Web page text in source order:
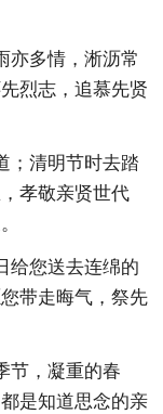
亦多情，淅沥常
烈志，追慕先贤
；清明节时去踏
孝敬亲贤世代
给您送去连绵的
带走晦气，祭先
节，凝重的春
是知道思念的亲